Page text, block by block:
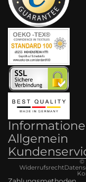
Allgemein
©
Widerrufsrecht